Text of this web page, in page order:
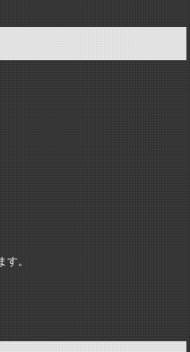
。